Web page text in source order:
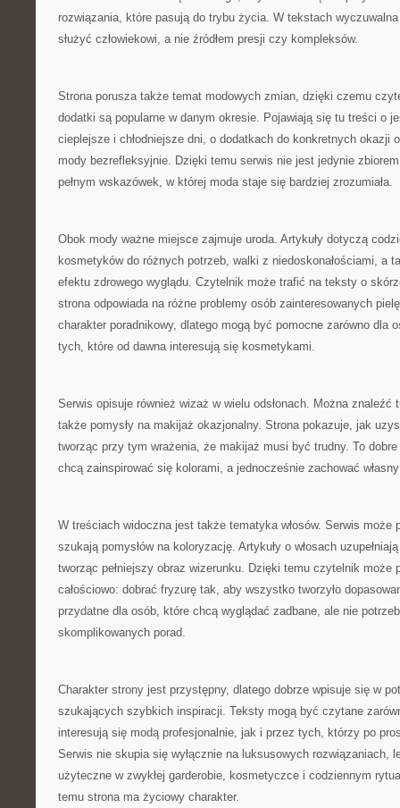
rozwiązania, które pasują do trybu życia. W tekstach
służyć człowiekowi, a nie źródłem presji czy kompleksów.
Strona porusza także temat modowych zmian, dzięki czemu
dodatki są popularne w danym okresie. Pojawiają się tu treści o
cieplejsze i chłodniejsze dni, o dodatkach do konkretnych okazji
mody bezrefleksyjnie. Dzięki temu serwis nie jest jedynie
pełnym wskazówek, w której moda staje się bardziej zrozumiała.
Obok mody ważne miejsce zajmuje uroda. Artykuły dotyczą
kosmetyków do różnych potrzeb, walki z niedoskonałościami, a
efektu zdrowego wyglądu. Czytelnik może trafić na teksty o
strona odpowiada na różne problemy osób zainteresowanych
charakter poradnikowy, dlatego mogą być pomocne zarówno dla
tych, które od dawna interesują się kosmetykami.
Serwis opisuje również wizaż w wielu odsłonach. Można
także pomysły na makijaż okazjonalny. Strona pokazuje, jak
tworząc przy tym wrażenia, że makijaż musi być trudny. To
chcą zainspirować się kolorami, a jednocześnie zachować
W treściach widoczna jest także tematyka włosów. Serwis może
szukają pomysłów na koloryzację. Artykuły o włosach
tworząc pełniejszy obraz wizerunku. Dzięki temu czytelnik może
całościowo: dobrać fryzurę tak, aby wszystko tworzyło
przydatne dla osób, które chcą wyglądać zadbane, ale nie
skomplikowanych porad.
Charakter strony jest przystępny, dlatego dobrze wpisuje się w
szukających szybkich inspiracji. Teksty mogą być czytane
interesują się modą profesjonalnie, jak i przez tych, którzy po
Serwis nie skupia się wyłącznie na luksusowych rozwiązaniach,
użyteczne w zwykłej garderobie, kosmetyczce i codziennym
temu strona ma życiowy charakter.